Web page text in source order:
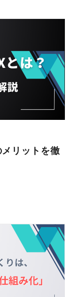
リットを徹